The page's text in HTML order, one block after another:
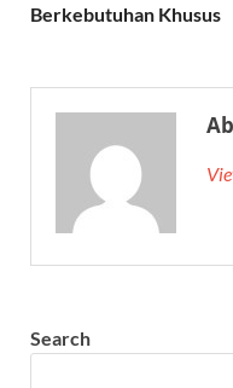
Berkebutuhan Khusus
Search